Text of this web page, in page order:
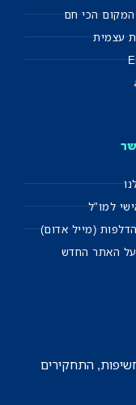
הכי חם
עצמית
למו"ל
(מייל אדום)
האתר החדש
התחקירים